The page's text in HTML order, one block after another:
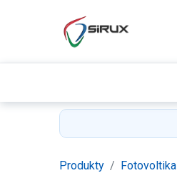
Produkty Fotovoltika